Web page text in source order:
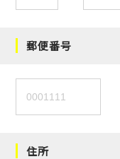
郵便番号
住所